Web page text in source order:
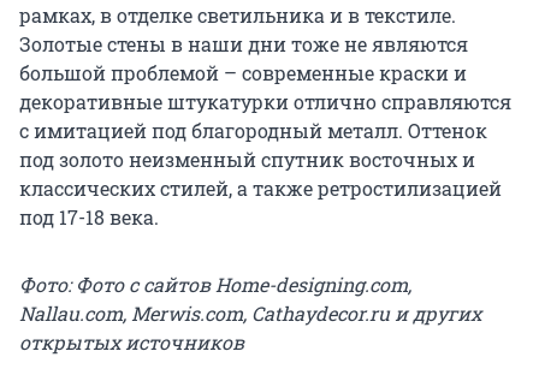
рамках, в отделке светильника и в текстиле.
Золотые стены в наши дни тоже не являются
большой проблемой – современные краски и
декоративные штукатурки отлично справляются
с имитацией под благородный металл. Оттенок
под золото неизменный спутник восточных и
классических стилей, а также ретростилизацией
под 17-18 века.
Фото: Фото с сайтов Home-designing.com,
Nallau.com, Merwis.com, Cathaydecor.ru и других
открытых источников